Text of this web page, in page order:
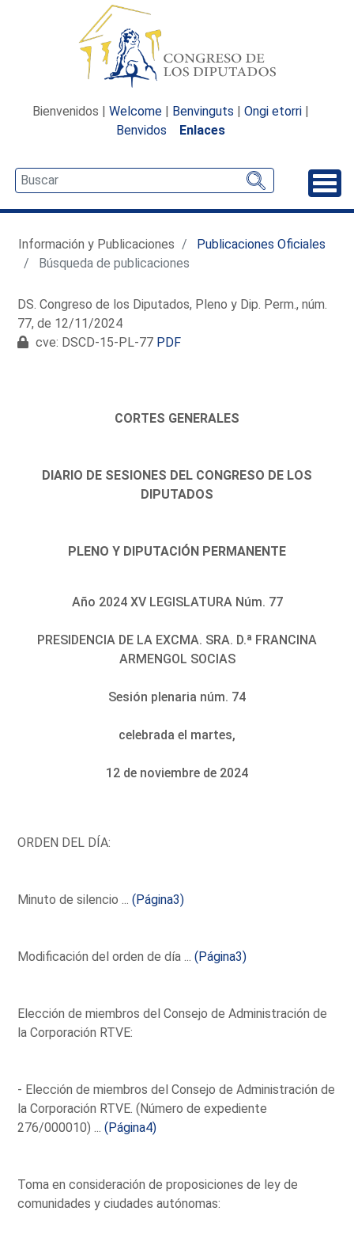
Bienvenidos | Welcome | Benvinguts | Ongi etorri |
Benvidos
Enlaces
Información y Publicaciones
Publicaciones Oficiales
Búsqueda de publicaciones
DS. Congreso de los Diputados, Pleno y Dip. Perm., núm.
77, de 12/11/2024
cve: DSCD-15-PL-77 PDF
CORTES GENERALES
DIARIO DE SESIONES DEL CONGRESO DE LOS
DIPUTADOS
PLENO Y DIPUTACIÓN PERMANENTE
Año 2024 XV LEGISLATURA Núm. 77
PRESIDENCIA DE LA EXCMA. SRA. D.ª FRANCINA
ARMENGOL SOCIAS
Sesión plenaria núm. 74
celebrada el martes,
12 de noviembre de 2024
ORDEN DEL DÍA:
Minuto de silencio ...(Página3)
Modificación del orden de día ...(Página3)
Elección de miembros del Consejo de Administración de
la Corporación RTVE:
- Elección de miembros del Consejo de Administración de
la Corporación RTVE. (Número de expediente
276/000010) ...(Página4)
Toma en consideración de proposiciones de ley de
comunidades y ciudades autónomas: